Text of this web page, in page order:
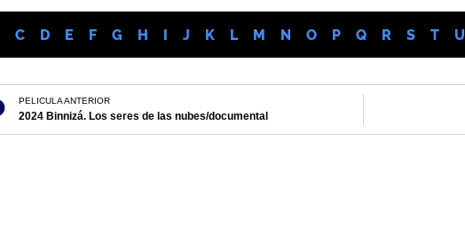
C D E F G H I J K L M N O P Q R S T U
PELICULA ANTERIOR
2024 Binnizá. Los seres de las nubes/documental